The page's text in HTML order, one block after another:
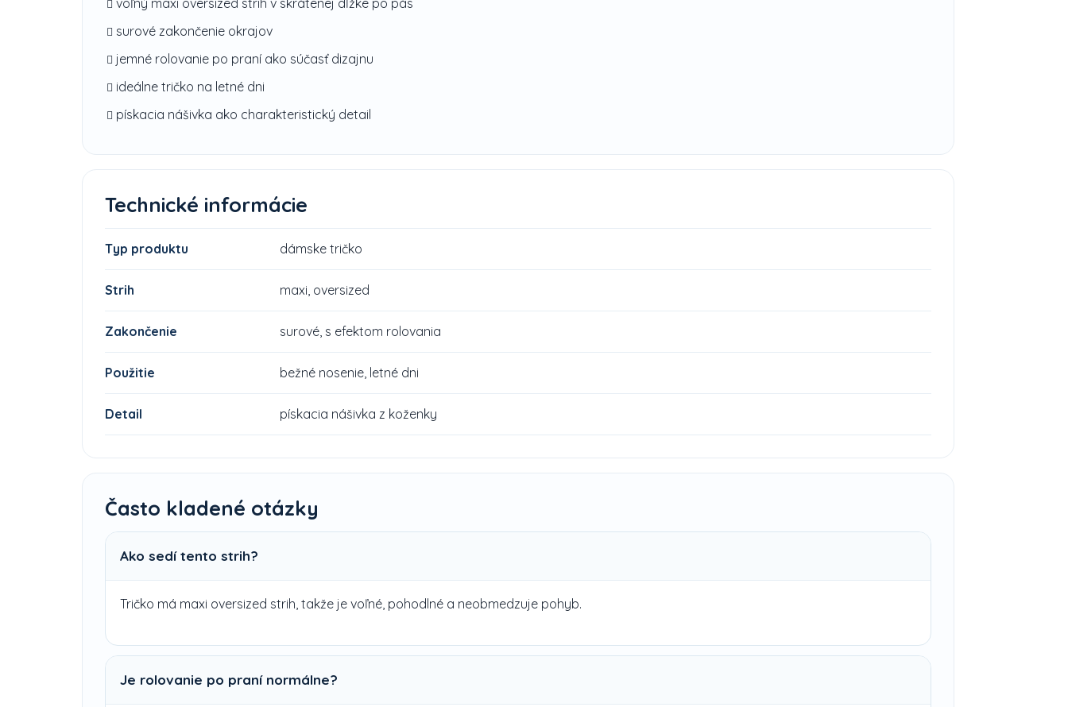
surové zakončenie okrajov
jemné rolovanie po praní ako súčasť dizajnu
ideálne tričko na letné dni
pískacia nášivka ako charakteristický detail
Technické informácie
Typ produktu dámske tričko
Strih maxi, oversized
Zakončenie surové, s efektom rolovania
Použitie bežné nosenie, letné dni
Detail pískacia nášivka z koženky
Často kladené otázky
Ako sedí tento strih?
Tričko má maxi oversized strih, takže je voľné, pohodlné a neobmedzuje pohyb.
Je rolovanie po praní normálne?